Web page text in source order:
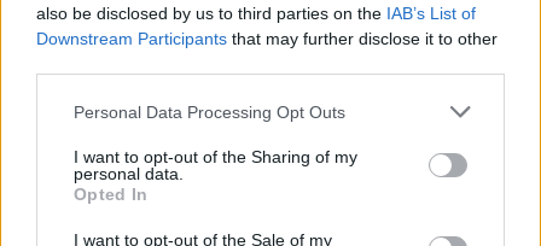
also be disclosed by us to third parties on the IAB’s List of
Downstream Participants that may further disclose it to other
Personal Data Processing Opt Outs
I want to opt-out of the Sharing of my
personal data.
Opted In
I want to opt-out of the Sale of my
konečne našla pokoj v duši, je odhodlaná rozlúsknuť
všetky tajomstvá. Je Alex naozaj ten, za koho sa
vydáva? A komu jej príchod tak veľmi leží v žalúdku? Ak
si chce Lucy udržaťnovú prácu, musí o ňu tentoraz
Bestsellerová séria ROMANTICKÉ ÚTEKY